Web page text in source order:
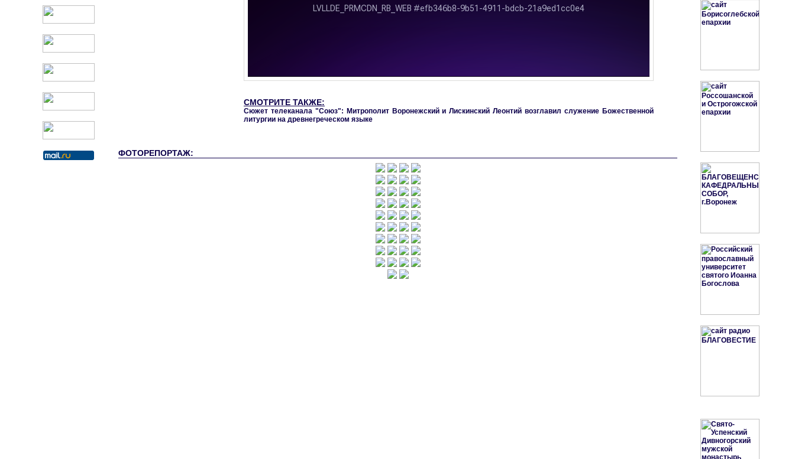
СМОТРИТЕ ТАКЖЕ:
Сюжет телеканала "Союз": Митрополит Воронежский и Лискинский Леонтий возглавил служение Божественной
литургии на древнегреческом языке
ФОТОРЕПОРТАЖ: